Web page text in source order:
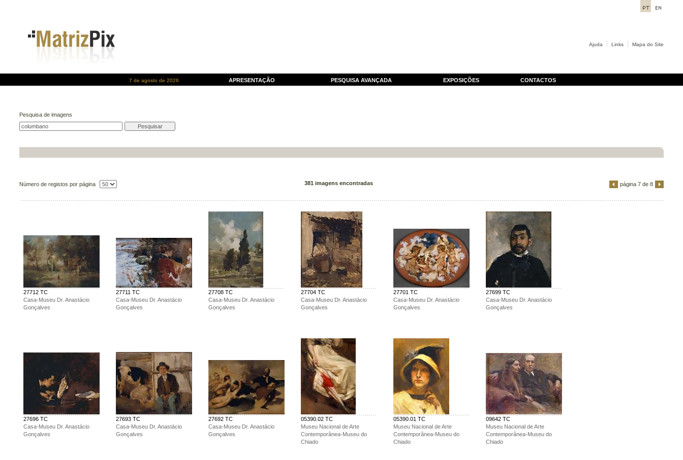
Ajuda Links Mapa do Site
7 de agosto de 2026 APRESENTAÇÃO PESQUISA AVANÇADA EXPOSIÇÕES CONTACTOS
Pesquisa de imagens
Número de registos por página 381 imagens encontradas página 7 de 8
27712 TC
Casa-Museu Dr. Anastácio
Gonçalves
27711 TC
Casa-Museu Dr. Anastácio
Gonçalves
27708 TC
Casa-Museu Dr. Anastácio
Gonçalves
27704 TC
Casa-Museu Dr. Anastácio
Gonçalves
27701 TC
Casa-Museu Dr. Anastácio
Gonçalves
27699 TC
Casa-Museu Dr. Anastácio
Gonçalves
27696 TC
Casa-Museu Dr. Anastácio
Gonçalves
27693 TC
Casa-Museu Dr. Anastácio
Gonçalves
27692 TC
Casa-Museu Dr. Anastácio
Gonçalves
05390.02 TC
Museu Nacional de Arte
Contemporânea-Museu do
Chiado
05390.01 TC
Museu Nacional de Arte
Contemporânea-Museu do
Chiado
09642 TC
Museu Nacional de Arte
Contemporânea-Museu do
Chiado